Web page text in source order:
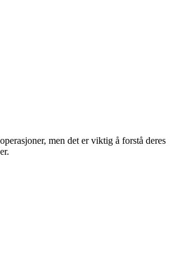
men det er viktig å forstå deres